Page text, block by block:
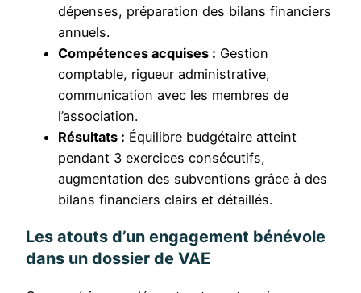
dépenses, préparation des bilans financiers
annuels.
Compétences acquises : Gestion
comptable, rigueur administrative,
communication avec les membres de
l’association.
Résultats : Équilibre budgétaire atteint
pendant 3 exercices consécutifs,
augmentation des subventions grâce à des
bilans financiers clairs et détaillés.
Les atouts d’un engagement bénévole
dans un dossier de VAE